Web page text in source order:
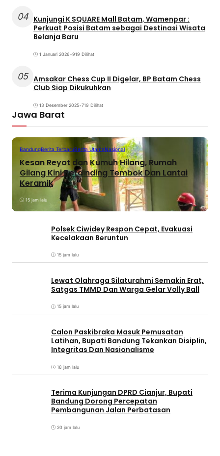
04 Kunjungi K SQUARE Mall Batam, Wamenpar :
Perkuat Posisi Batam sebagai Destinasi Wisata
Belanja Baru
1 Januari 2026•919 Dilihat
05 Amsakar Chess Cup II Digelar, BP Batam Chess
Club Siap Dikukuhkan
13 Desember 2025•719 Dilihat
Jawa Barat
BandungBerita TerbaruBerita UtamaNasional
Kesan Reyot dan Kumuh Hilang, Rumah
Gilang Kini Berdinding Tembok Dan Lantai
Keramik
15 jam lalu
Polsek Ciwidey Respon Cepat, Evakuasi
Kecelakaan Beruntun
15 jam lalu
Lewat Olahraga Silaturahmi Semakin Erat,
Satgas TMMD Dan Warga Gelar Volly Ball
15 jam lalu
Calon Paskibraka Masuk Pemusatan
Latihan, Bupati Bandung Tekankan Disiplin,
Integritas Dan Nasionalisme
18 jam lalu
Terima Kunjungan DPRD Cianjur, Bupati
Bandung Dorong Percepatan
Pembangunan Jalan Perbatasan
20 jam lalu